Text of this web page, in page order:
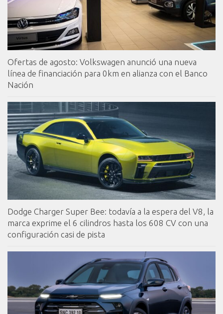
Ofertas de agosto: Volkswagen anunció una nueva
línea de financiación para 0km en alianza con el Banco
Nación
Dodge Charger Super Bee: todavía a la espera del V8, la
marca exprime el 6 cilindros hasta los 608 CV con una
configuración casi de pista